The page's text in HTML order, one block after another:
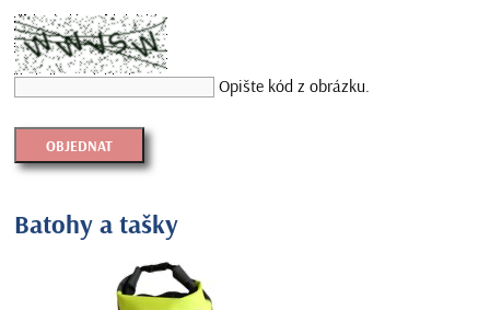
Opište kód z obrázku.
Batohy a tašky